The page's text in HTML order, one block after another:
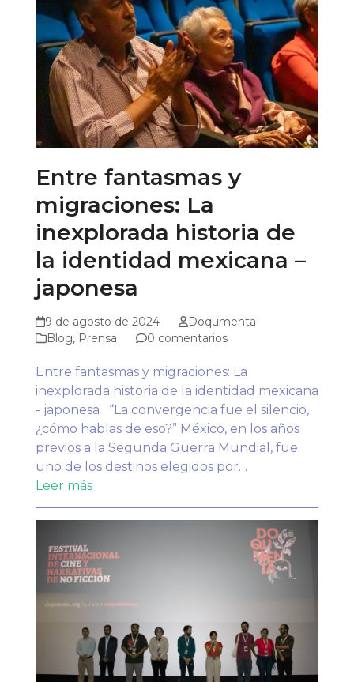
Entre fantasmas y
migraciones: La
inexplorada historia de
la identidad mexicana –
japonesa
9 de agosto de 2024
Doqumenta
Blog, Prensa 0 comentarios
Entre fantasmas y migraciones: La
inexplorada historia de la identidad mexicana
- japonesa “La convergencia fue el silencio,
¿cómo hablas de eso?” México, en los años
previos a la Segunda Guerra Mundial, fue
uno de los destinos elegidos por…
Leer más